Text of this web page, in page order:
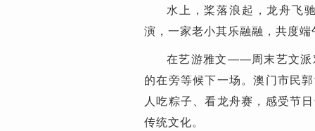
水上，桨落浪起，龙舟飞
演，一家老小其乐融融，共度端
在艺游雅文——周末艺文派
的在旁等候下一场。澳门市民
人吃粽子、看龙舟赛，感受节
传统文化。